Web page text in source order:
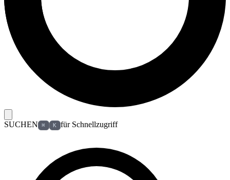
SUCHEN ⌘ K für Schnellzugriff